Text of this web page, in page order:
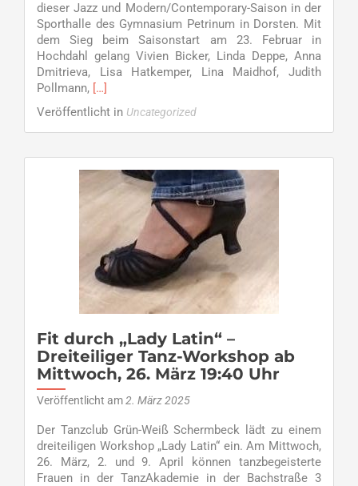
dieser Jazz und Modern/Contemporary-Saison in der
Sporthalle des Gymnasium Petrinum in Dorsten. Mit
dem Sieg beim Saisonstart am 23. Februar in
Hochdahl gelang Vivien Bicker, Linda Deppe, Anna
Dmitrieva, Lisa Hatkemper, Lina Maidhof, Judith
Pollmann, Read
more
about
Statement
sich
Turnier
West
am
Sonntag,
16.
ab
15:30
Uhr
Dorsten
[…]
Veröffentlicht in Uncategorized
Fit durch „Lady Latin“ –
Dreiteiliger Tanz-Workshop ab
Mittwoch, 26. März 19:40 Uhr
Veröffentlicht am2. März 2025
Der Tanzclub Grün-Weiß Schermbeck lädt zu einem
dreiteiligen Workshop „Lady Latin“ ein. Am Mittwoch,
26. März, 2. und 9. April können tanzbegeisterte
Frauen in der TanzAkademie in der Bachstraße 3